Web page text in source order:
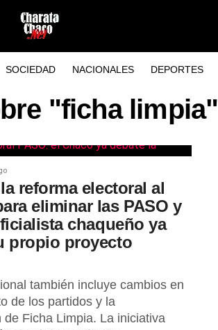
SOCIEDAD NACIONALES DEPORTES
"ficha limpia"
reforma electoral al
eliminar las PASO y
chaqueño ya
propio proyecto
también incluye cambios en
de los partidos y la
de Ficha Limpia. La iniciativa